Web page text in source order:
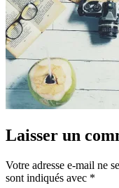
Laisser un
Votre adresse e-mail ne
sont indiqués avec *